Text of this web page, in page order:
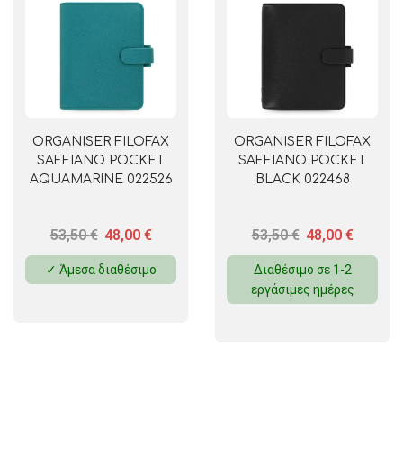
ORGANISER FILOFAX
SAFFIANO POCKET
AQUAMARINE 022526
53,50€ 48,00 €
✓ Άμεσα διαθέσιμο
ORGANISER FILOFAX
SAFFIANO POCKET
BLACK 022468
53,50€ 48,00 €
Διαθέσιμο σε 1-2
εργάσιμες ημέρες